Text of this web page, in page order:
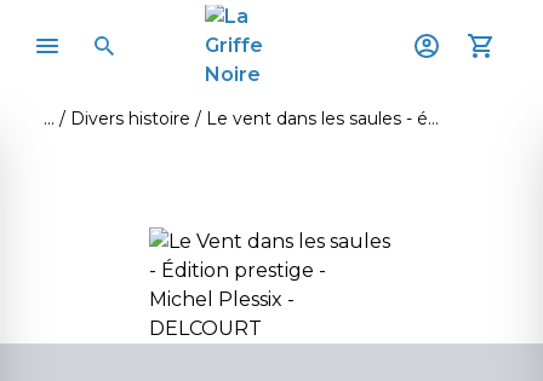
Divers histoire Le vent dans les saules - édition prestige